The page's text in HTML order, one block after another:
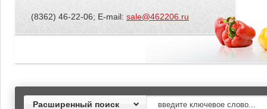
(8362) 46-22-06; E-mail: sale@462206.ru
Расширенный поиск